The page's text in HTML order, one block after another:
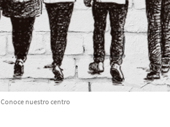
Conoce nuestro centro